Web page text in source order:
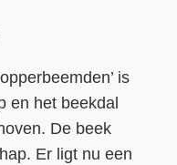
is
en het beekdal
De beek
Er ligt nu een